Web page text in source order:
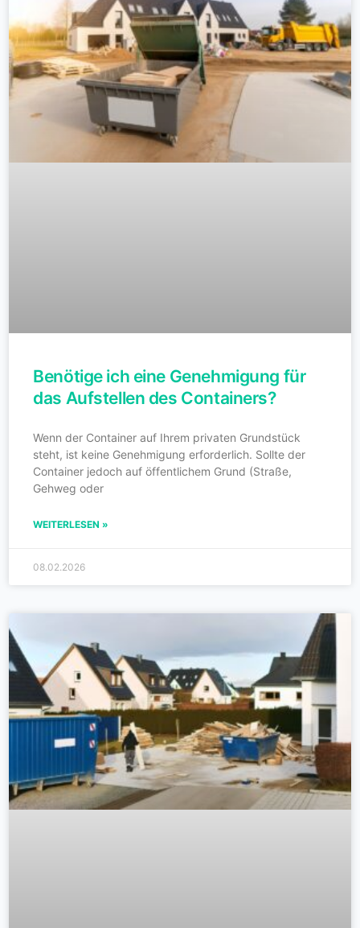
Benötige ich eine Genehmigung für
das Aufstellen des Containers?
Wenn der Container auf Ihrem privaten Grundstück
steht, ist keine Genehmigung erforderlich. Sollte der
Container jedoch auf öffentlichem Grund (Straße,
Gehweg oder
WEITERLESEN »
08.02.2026